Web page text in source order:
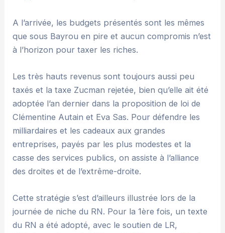
A l’arrivée, les budgets présentés sont les mêmes
que sous Bayrou en pire et aucun compromis n’est
à l’horizon pour taxer les riches.
Les très hauts revenus sont toujours aussi peu
taxés et la taxe Zucman rejetée, bien qu’elle ait été
adoptée l’an dernier dans la proposition de loi de
Clémentine Autain et Eva Sas. Pour défendre les
milliardaires et les cadeaux aux grandes
entreprises, payés par les plus modestes et la
casse des services publics, on assiste à l’alliance
des droites et de l’extrême-droite.
Cette stratégie s’est d’ailleurs illustrée lors de la
journée de niche du RN. Pour la 1ère fois, un texte
du RN a été adopté, avec le soutien de LR,